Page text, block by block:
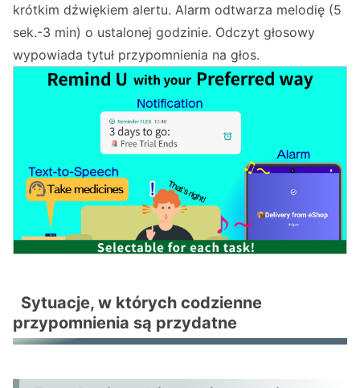
krótkim dźwiękiem alertu. Alarm odtwarza melodię (5
sek.-3 min) o ustalonej godzinie. Odczyt głosowy
wypowiada tytuł przypomnienia na głos.
Sytuacje, w których codzienne
przypomnienia są przydatne